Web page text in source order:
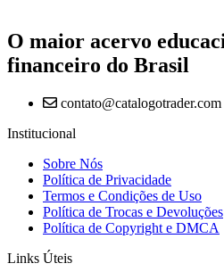
O maior acervo
financeiro do Brasil
contato@catalogotrader.com
Institucional
Sobre Nós
Política de Privacidade
Termos e Condições de Uso
Política de Trocas e Devoluções
Política de Copyright e DMCA
Links Úteis